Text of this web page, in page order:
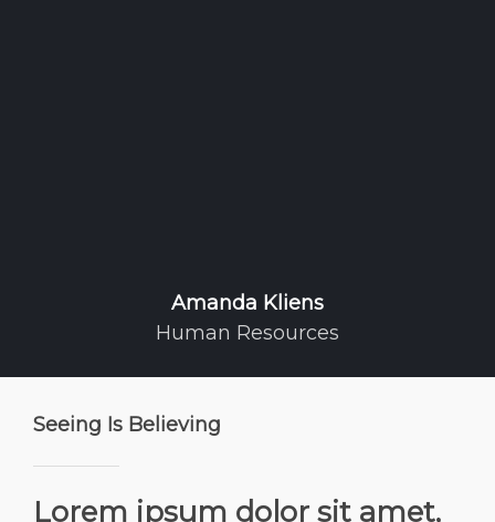
Amanda Kliens
Human Resources
Seeing Is Believing
Lorem ipsum dolor sit amet,